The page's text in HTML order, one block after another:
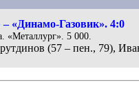
«Динамо-Газовик». 4:0
«Металлург». 5 000.
(57 – пен., 79),